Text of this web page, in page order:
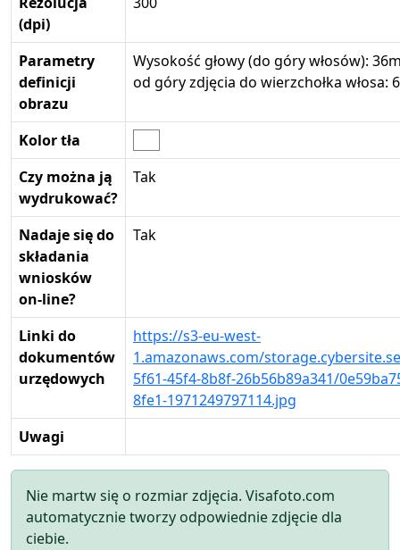
(dpi)
Parametry
definicji
obrazu
Wysokość głowy (do góry włosów):
od góry zdjęcia do wierzchołka włosa:
Kolor tła
Czy można ją
wydrukować?
Tak
Nadaje się do
składania
wniosków
on-line?
Tak
Linki do
dokumentów
urzędowych
https://s3-eu-west-
1.amazonaws.com/
5f61-45f4-8b8f-26b56b89a341/
8fe1-1971249797114.jpg
Uwagi
Nie martw się o rozmiar zdjęcia. Visafoto.com
automatycznie tworzy odpowiednie zdjęcie dla
ciebie.